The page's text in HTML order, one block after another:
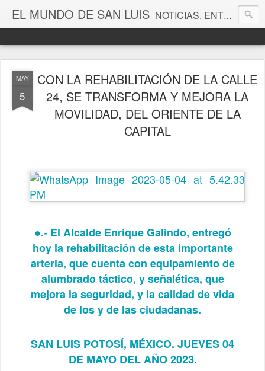
EL MUNDO DE SAN LUIS NOTICIAS. ENTRETENIMIENTO. EDITORIALES. CANAL DE VÍDEOS. GALERÍA DE FOTOGRAFÍAS.
MAY
5
CON LA REHABILITACIÓN DE LA CALLE
24, SE TRANSFORMA Y MEJORA LA
MOVILIDAD, DEL ORIENTE DE LA
CAPITAL
●.- El Alcalde Enrique Galindo, entregó
hoy la rehabilitación de esta importante
arteria, que cuenta con equipamiento de
alumbrado táctico, y señalética, que
mejora la seguridad, y la calidad de vida
de los y de las ciudadanas.
SAN LUIS POTOSÍ, MÉXICO. JUEVES 04
DE MAYO DEL AÑO 2023.